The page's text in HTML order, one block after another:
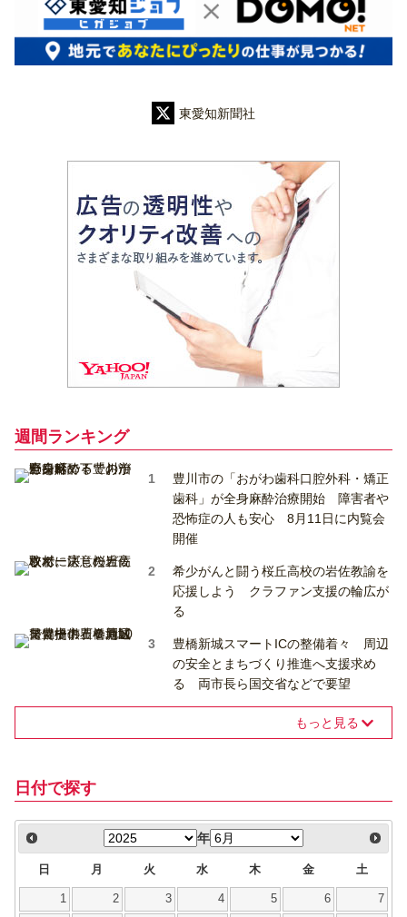
東愛知新聞社
週間ランキング
豊川市の「おがわ歯科口腔外科・矯正
歯科」が全身麻酔治療開始 障害者や
恐怖症の人も安心 8月11日に内覧会
開催
希少がんと闘う桜丘高校の岩佐教諭を
応援しよう クラファン支援の輪広が
る
豊橋新城スマートICの整備着々 周辺
の安全とまちづくり推進へ支援求め
る 両市長ら国交省などで要望
もっと見る
日付で探す
年
日 月 火 水 木 金 土
1 2 3 4 5 6 7